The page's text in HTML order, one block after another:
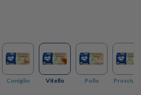
Coniglio Vitello Pollo